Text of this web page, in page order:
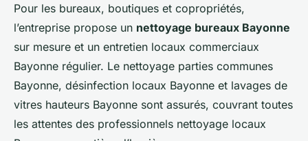
Pour les bureaux, boutiques et copropriétés,
l’entreprise propose un nettoyage bureaux Bayonne
sur mesure et un entretien locaux commerciaux
Bayonne régulier. Le nettoyage parties communes
Bayonne, désinfection locaux Bayonne et lavages de
vitres hauteurs Bayonne sont assurés, couvrant toutes
les attentes des professionnels nettoyage locaux